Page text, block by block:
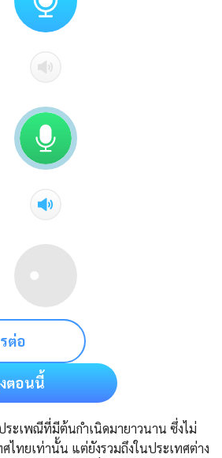
ต่อ
ตอนนี้
ระเพณีที่มีต้นกำเนิดมายาวนาน ซึ่งไม่
ไทยเท่านั้น แต่ยังรวมถึงในประเทศต่าง